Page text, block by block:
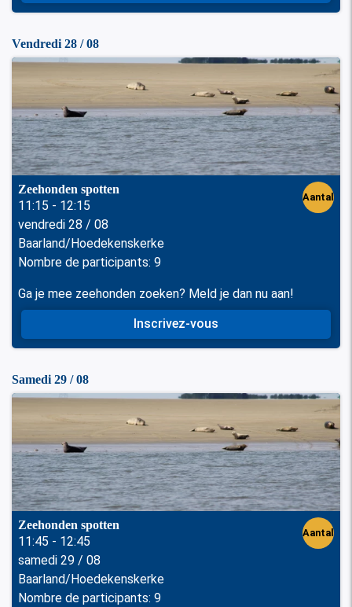
Vendredi 28 / 08
Zeehonden spotten
11:15 - 12:15
vendredi 28 / 08
Baarland/Hoedekenskerke
Nombre de participants: 9
Aantal
Ga je mee zeehonden zoeken? Meld je dan nu aan!
Inscrivez-vous
Samedi 29 / 08
Zeehonden spotten
11:45 - 12:45
samedi 29 / 08
Baarland/Hoedekenskerke
Nombre de participants: 9
Aantal